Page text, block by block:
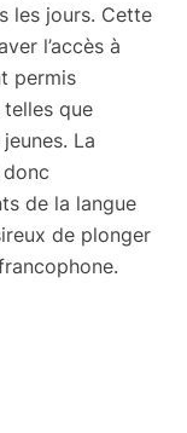
les jours. Cette
l’accès à
permis
telles que
La
de la langue
de plonger